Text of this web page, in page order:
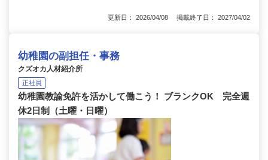
更新日： 2026/04/08 掲載終了日： 2027/04/02
幼稚園の副担任・事務
クズオカ人材紹介所
正社員
幼稚園教諭免許を活かして働こう！ ブランクOK 完全週
休2日制（土曜・日曜）